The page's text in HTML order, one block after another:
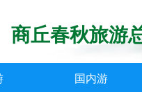
商丘春秋旅游
国内游